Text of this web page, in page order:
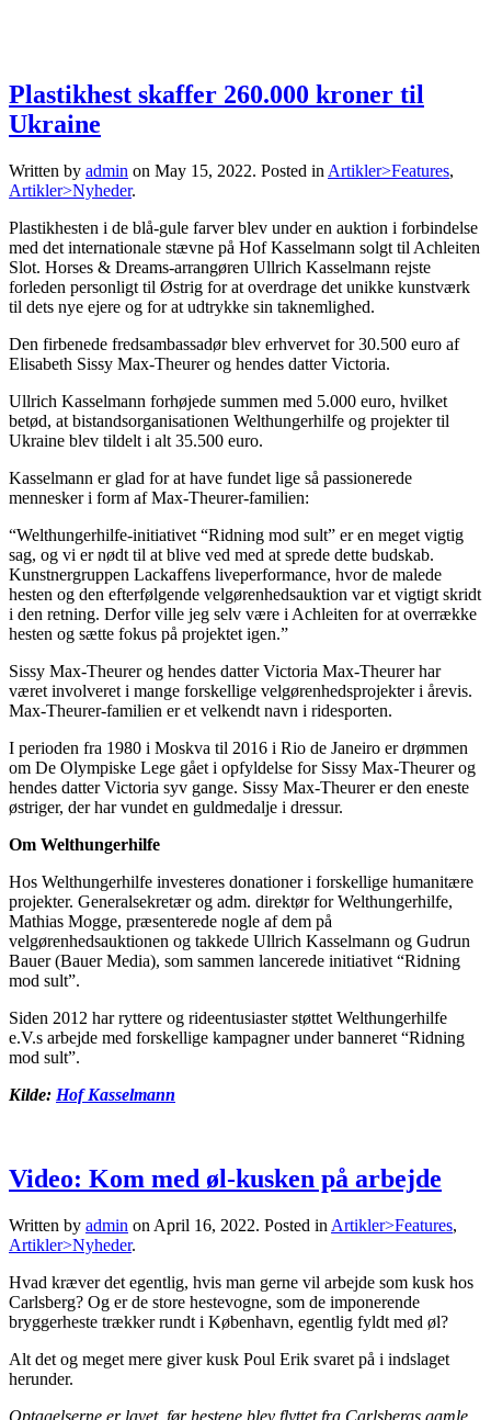
Plastikhest skaffer 260.000 kroner til
Ukraine
Written by admin on May 15, 2022. Posted in Artikler>Features,
Artikler>Nyheder.
Plastikhesten i de blå-gule farver blev under en auktion i forbindelse
med det internationale stævne på Hof ​​Kasselmann solgt til Achleiten
Slot. Horses & Dreams-arrangøren Ullrich Kasselmann rejste
forleden personligt til Østrig for at overdrage det unikke kunstværk
til dets nye ejere og for at udtrykke sin taknemlighed.
Den firbenede fredsambassadør blev erhvervet for 30.500 euro af
Elisabeth Sissy Max-Theurer og hendes datter Victoria.
Ullrich Kasselmann forhøjede summen med 5.000 euro, hvilket
betød, at bistandsorganisationen Welthungerhilfe og projekter til
Ukraine blev tildelt i alt 35.500 euro.
Kasselmann er glad for at have fundet lige så passionerede
mennesker i form af Max-Theurer-familien:
“Welthungerhilfe-initiativet “Ridning mod sult” er en meget vigtig
sag, og vi er nødt til at blive ved med at sprede dette budskab.
Kunstnergruppen Lackaffens liveperformance, hvor de malede
hesten og den efterfølgende velgørenhedsauktion var et vigtigt skridt
i den retning. Derfor ville jeg selv være i Achleiten for at overrække
hesten og sætte fokus på projektet igen.”
Sissy Max-Theurer og hendes datter Victoria Max-Theurer har
været involveret i mange forskellige velgørenhedsprojekter i årevis.
Max-Theurer-familien er et velkendt navn i ridesporten.
I perioden fra 1980 i Moskva til 2016 i Rio de Janeiro er drømmen
om De Olympiske Lege gået i opfyldelse for Sissy Max-Theurer og
hendes datter Victoria syv gange. Sissy Max-Theurer er den eneste
østriger, der har vundet en guldmedalje i dressur.
Om Welthungerhilfe
Hos Welthungerhilfe investeres donationer i forskellige humanitære
projekter. Generalsekretær og adm. direktør for Welthungerhilfe,
Mathias Mogge, præsenterede nogle af dem på
velgørenhedsauktionen og takkede Ullrich Kasselmann og Gudrun
Bauer (Bauer Media), som sammen lancerede initiativet “Ridning
mod sult”.
Siden 2012 har ryttere og rideentusiaster støttet Welthungerhilfe
e.V.s arbejde med forskellige kampagner under banneret “Ridning
mod sult”.
Kilde: Hof Kasselmann
Video: Kom med øl-kusken på arbejde
Written by admin on April 16, 2022. Posted in Artikler>Features,
Artikler>Nyheder.
Hvad kræver det egentlig, hvis man gerne vil arbejde som kusk hos
Carlsberg? Og er de store hestevogne, som de imponerende
bryggerheste trækker rundt i København, egentlig fyldt med øl?
Alt det og meget mere giver kusk Poul Erik svaret på i indslaget
herunder.
Optagelserne er lavet, før hestene blev flyttet fra Carlsbergs gamle